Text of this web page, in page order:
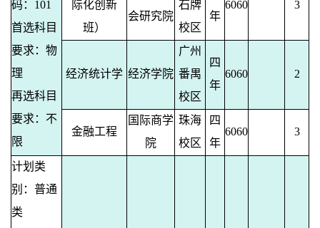
码：101
首选科目
要求：物
理
再选科目
要求：不
限
际化创新
班）
会研究院
石牌
校区
年
6060 3
经济统计学 经济学院
广州
番禺
校区
四
年
6060 2
金融工程
国际商学
院
珠海
校区
四
年
6060 3
计划类
别：普通
类